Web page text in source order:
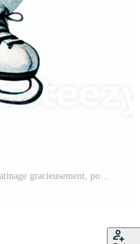
une de bonne humeur polaire ours patinage gracieusement, portant une bleu chapeau et foulard, parfait pour sur le thème de l'hiver dessins et enfants illustrations. PNG Pro